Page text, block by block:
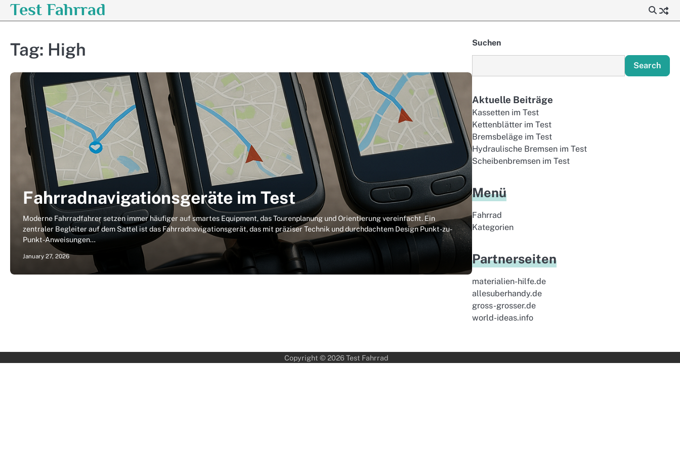
SkipTest Fahrrad
Tag: High
Fahrradnavigationsgeräte im Test
Moderne Fahrradfahrer setzen immer häufiger auf smartes Equipment, das Tourenplanung und Orientierung vereinfacht. Ein
zentraler Begleiter auf dem Sattel ist das Fahrradnavigationsgerät, das mit präziser Technik und durchdachtem Design Punkt-zu-
Punkt-Anweisungen…
January 27, 2026
Suchen
Search
Aktuelle Beiträge
Kassetten im Test
Kettenblätter im Test
Bremsbeläge im Test
Hydraulische Bremsen im Test
Scheibenbremsen im Test
Menü
Fahrrad
Kategorien
Partnerseiten
materialien-hilfe.de
allesuberhandy.de
gross-grosser.de
world-ideas.info
Copyright © 2026 Test Fahrrad